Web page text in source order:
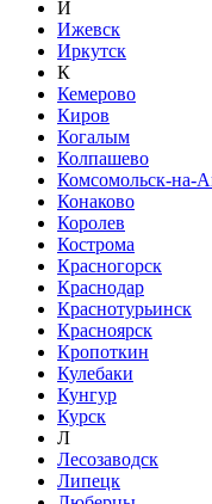
И
Ижевск
Иркутск
К
Кемерово
Киров
Когалым
Колпашево
Комсомольск-на-
Конаково
Королев
Кострома
Красногорск
Краснодар
Краснотурьинск
Красноярск
Кропоткин
Кулебаки
Кунгур
Курск
Л
Лесозаводск
Липецк